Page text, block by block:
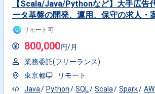
ので、将来的にフルスタックエンジニアを目指した
です ※サービス力を強化する為、最新の技術やフレ
部） ・開発言語/フレームワーク Ruby / PHP / Python3 / Elixir / JavaScript
Fargate / Lambda / ECR / Lake Formation / Glue ・
DB/データ分析基盤 PostgreSQL / SQL Server /
Embulk / Digdag / Elasticsearch ・主な使用ツール Slack / Backlog / G
Suite GitHub / GitHub Actions / NewRelic
【Scala/Java/Pythonなど】大手広告
ータ基盤の開発、運用、保守の求人・
リモート可
800,000円/月
業務委託(フリーランス)
東京都
リモート
Java
Python SQL Scala Spark